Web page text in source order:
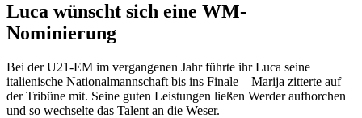
Luca wünscht sich eine WM-
Nominierung
Bei der U21-EM im vergangenen Jahr führte ihr Luca seine
italienische Nationalmannschaft bis ins Finale – Marija zitterte auf
der Tribüne mit. Seine guten Leistungen ließen Werder aufhorchen
und so wechselte das Talent an die Weser.